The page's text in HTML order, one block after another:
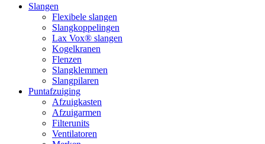
Slangen
Flexibele slangen
Slangkoppelingen
Lax Vox® slangen
Kogelkranen
Flenzen
Slangklemmen
Slangpilaren
Puntafzuiging
Afzuigkasten
Afzuigarmen
Filterunits
Ventilatoren